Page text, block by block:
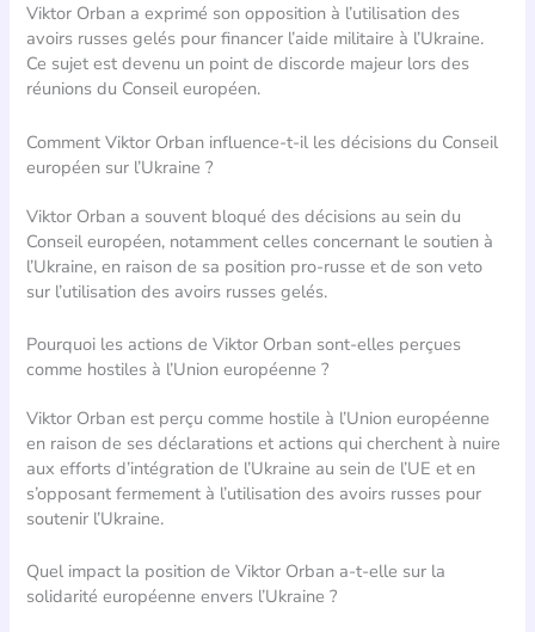
Viktor Orban a exprimé son opposition à l’utilisation des
avoirs russes gelés pour financer l’aide militaire à l’Ukraine.
Ce sujet est devenu un point de discorde majeur lors des
réunions du Conseil européen.
Comment Viktor Orban influence-t-il les décisions du Conseil
européen sur l’Ukraine ?
Viktor Orban a souvent bloqué des décisions au sein du
Conseil européen, notamment celles concernant le soutien à
l’Ukraine, en raison de sa position pro-russe et de son veto
sur l’utilisation des avoirs russes gelés.
Pourquoi les actions de Viktor Orban sont-elles perçues
comme hostiles à l’Union européenne ?
Viktor Orban est perçu comme hostile à l’Union européenne
en raison de ses déclarations et actions qui cherchent à nuire
aux efforts d’intégration de l’Ukraine au sein de l’UE et en
s’opposant fermement à l’utilisation des avoirs russes pour
soutenir l’Ukraine.
Quel impact la position de Viktor Orban a-t-elle sur la
solidarité européenne envers l’Ukraine ?